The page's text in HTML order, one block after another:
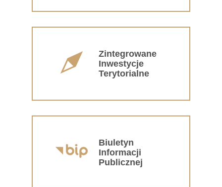
Zintegrowane
Inwestycje
Terytorialne
Biuletyn
Informacji
Publicznej